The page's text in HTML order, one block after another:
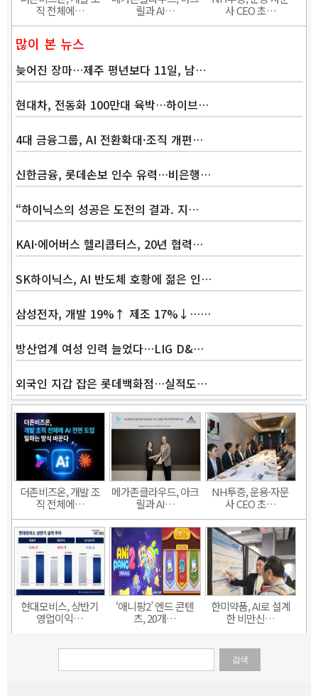
직 전체에…
릴과 AI…
사 CEO 초…
많이 본 뉴스
늦어진 장마…제주 평년보다 11일, 남…
현대차, 전동화 100만대 육박…하이브…
4대 금융그룹, AI 전환확대·조직 개편…
신한금융, 롯데손보 인수 유력…비은행…
“하이닉스의 성공은 도전의 결과. 지…
KAI·에어버스 헬리콥터스, 20년 협력…
SK하이닉스, AI 반도체 호황에 젊은 인…
삼성전자, 개발 19%↑ 제조 17%↓……
방산업계 여성 인력 늘었다…LIG D&…
외국인 지갑 잡은 롯데백화점…실적도…
더존비즈온, 개발 조
직 전체에…
메가존클라우드, 아크
릴과 AI…
NH투증, 운용·자문
사 CEO 초…
현대모비스, 상반기
영업이익…
‘애니팡2’ 엔드 콘텐
츠, 20개…
한미약품, AI로 설계
한 비만신…
검색